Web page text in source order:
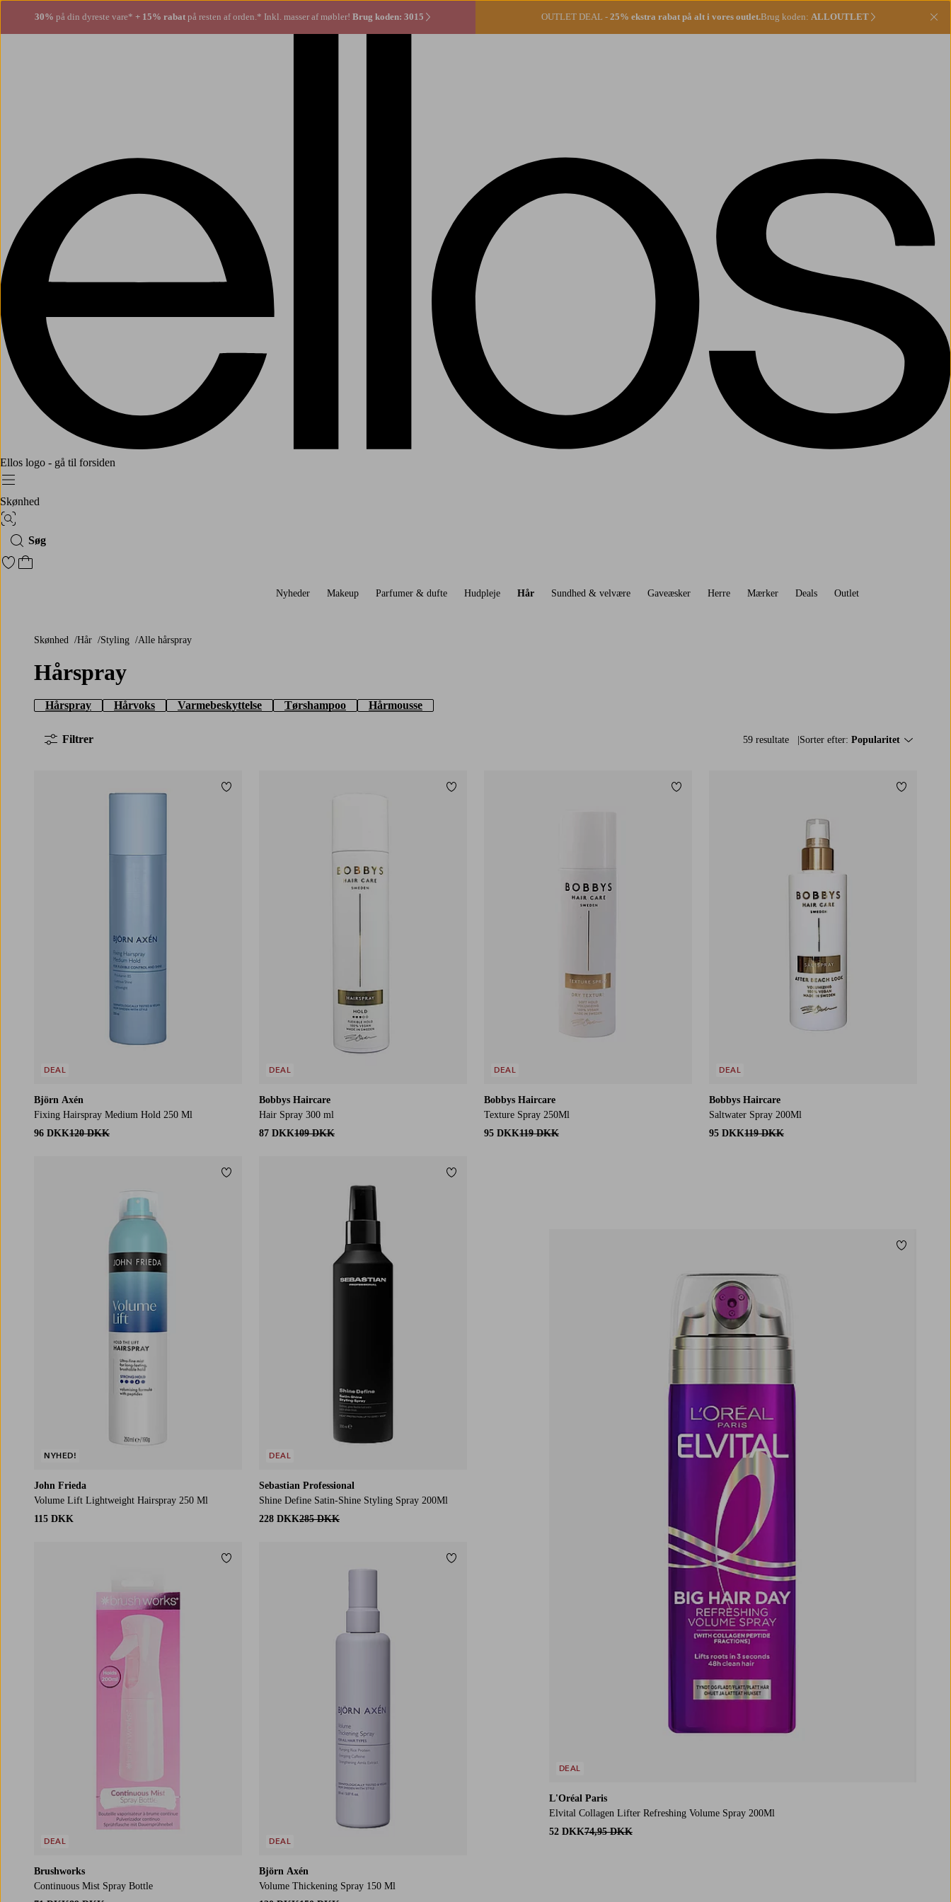
30% på din dyreste vare* + 15% rabat på resten af orden.* Inkl. masser af møbler! Brug koden: 3015 OUTLET DEAL - 25% ekstra rabat på alt i vores outlet.Brug koden: ALLOUTLET
Ellos logo - gå til forsiden
Menu
Skønhed
Billedsøgning
Søg
Gå til favoritmarkerede produkter
Gå til indkøbskurven
Nyheder Makeup Parfumer & dufte Hudpleje Hår Sundhed & velvære Gaveæsker Herre Mærker Deals Outlet
Skønhed Hår Styling Alle hårspray
Hårspray
Hårspray Hårvoks Varmebeskyttelse Tørshampoo Hårmousse
59 resultate Sorter efter: Popularitet
Filtrer
L'Oréal Paris
Elvital Collagen Lifter Refreshing Volume Spray 200Ml
52 DKK74,95 DKK
DEAL
Tilføj til
Björn Axén
Fixing Hairspray Medium Hold 250 Ml
96 DKK120 DKK
DEAL
Tilføj til favoritter
Bobbys Haircare
Hair Spray 300 ml
87 DKK109 DKK
DEAL
Tilføj til favoritter
Bobbys Haircare
Texture Spray 250Ml
95 DKK119 DKK
DEAL
Tilføj til favoritter
Bobbys Haircare
Saltwater Spray 200Ml
95 DKK119 DKK
DEAL
Tilføj til
John Frieda
Volume Lift Lightweight Hairspray 250 Ml
115 DKK
NYHED!
Tilføj til favoritter
Sebastian Professional
Shine Define Satin-Shine Styling Spray 200Ml
228 DKK285 DKK
DEAL
Tilføj til favoritter
Brushworks
Continuous Mist Spray Bottle
DEAL
Tilføj til favoritter
Björn Axén
Volume Thickening Spray 150 Ml
DEAL
Tilføj til favoritter